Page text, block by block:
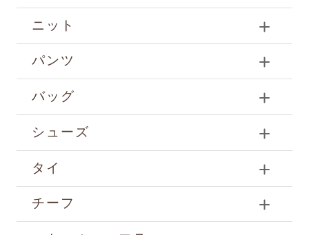
ニット
パンツ
バッグ
シューズ
タイ
チーフ